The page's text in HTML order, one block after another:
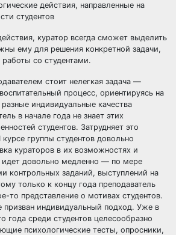
действия, направленные на
студентов
куратор всегда сможет выделить
ему для решения конкретной задачи,
со студентами.
стоит нелегкая задача —
процесс, ориентируясь на
индивидуальные качества
в начале года не знает этих
студентов. Затрудняет это
курсе группы студентов довольно
кураторов в их возможностях и
идет довольно медленно — по мере
контрольных заданий, выступлений на
только к концу года преподаватель
то представление о мотивах студентов.
призван индивидуальный подход. Уже в
года среди студентов целесообразно
психологические тесты, опросники,